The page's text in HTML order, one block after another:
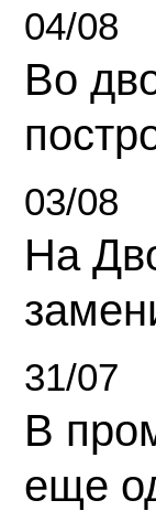
04/08
Во
03/08
На
31/07
В
еще